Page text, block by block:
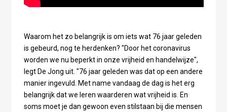
Waarom het zo belangrijk is om iets wat 76 jaar geleden
is gebeurd, nog te herdenken? "Door het coronavirus
worden we nu beperkt in onze vrijheid en handelwijze",
legt De Jong uit. "76 jaar geleden was dat op een andere
manier ingevuld. Met name vandaag de dag is het erg
belangrijk dat we leren waarderen wat vrijheid is. En
soms moet je dan gewoon even stilstaan bij die mensen